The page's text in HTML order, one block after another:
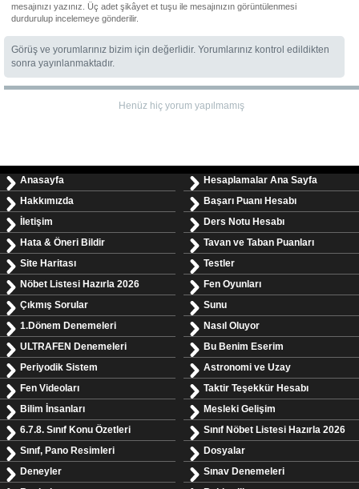
mesajınızı yazınız. Üç adet şikâyet et tuşu ile mesajınızın görüntülenmesi
durdurulup incelemeye gönderilir.
Görüş ve yorumlarınız bizim için değerlidir. Yorumlarınız kontrol edildikten
sonra yayınlanmaktadır.
Henüz hiç yorum yapılmamış
Anasayfa
Hakkımızda
İletişim
Hata & Öneri Bildir
Site Haritası
Nöbet Listesi Hazırla 2026
Çıkmış Sorular
1.Dönem Denemeleri
ULTRAFEN Denemeleri
Periyodik Sistem
Fen Videoları
Bilim İnsanları
6.7.8. Sınıf Konu Özetleri
Sınıf, Pano Resimleri
Deneyler
Hesaplamalar Ana Sayfa
Başarı Puanı Hesabı
Ders Notu Hesabı
Tavan ve Taban Puanları
Testler
Fen Oyunları
Sunu
Nasıl Oluyor
Bu Benim Eserim
Astronomi ve Uzay
Taktir Teşekkür Hesabı
Mesleki Gelişim
Sınıf Nöbet Listesi Hazırla 2026
Dosyalar
Sınav Denemeleri